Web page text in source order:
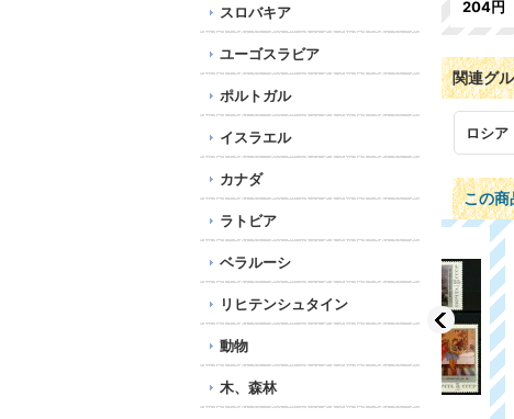
スロバキア
ユーゴスラビア
ポルトガル
イスラエル
カナダ
ラトビア
ベラルーシ
リヒテンシュタイン
動物
木、森林
204円
関連グ
ロシア
この商